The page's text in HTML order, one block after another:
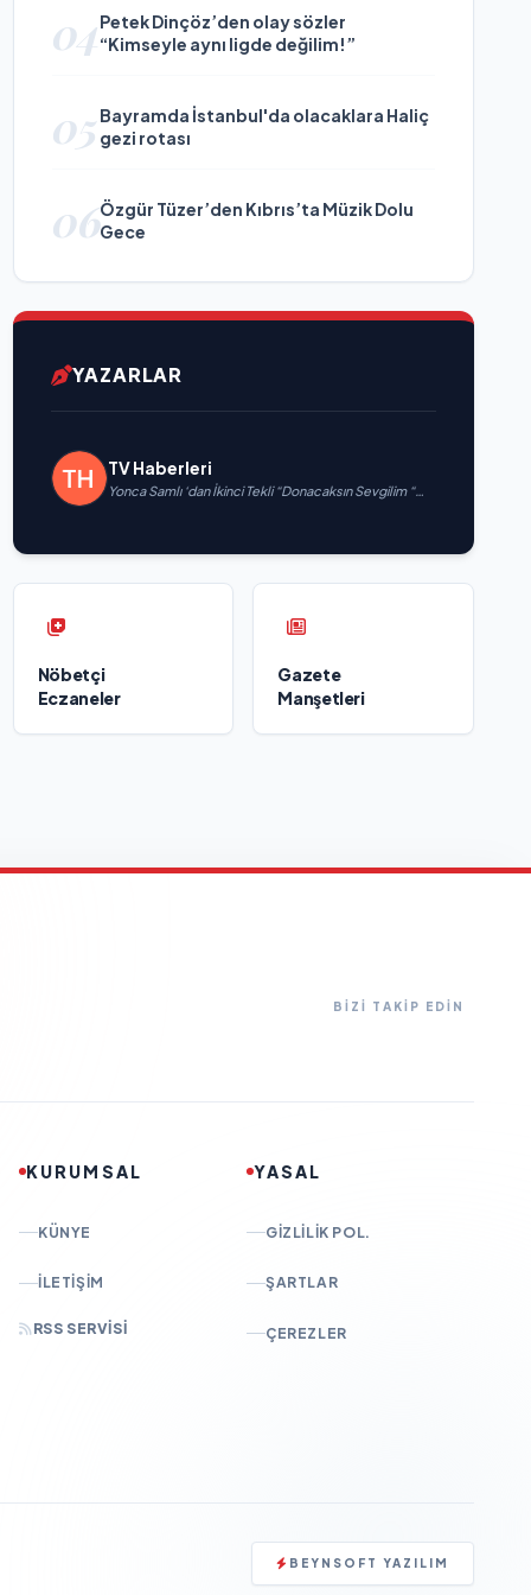
04Petek Dinçöz’den olay sözler
“Kimseyle aynı ligde değilim!”
05 Bayramda İstanbul'da olacaklara Haliç
gezi rotası
06Özgür Tüzer’den Kıbrıs’ta Müzik Dolu
Gece
YAZARLAR
TV Haberleri
Yonca Samlı ‘dan İkinci Tekli “Donacaksın Sevgilim “
Nöbetçi
Eczaneler
Gazete
Manşetleri
BİZİ TAKİP EDİN
KURUMSAL
KÜNYE
İLETIŞIM
RSS SERVISI
YASAL
GIZLILIK POL.
ŞARTLAR
ÇEREZLER
BEYNSOFT YAZILIM